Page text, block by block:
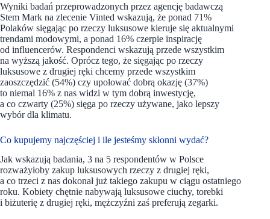
Wyniki badań przeprowadzonych przez agencję badawczą
Stem Mark na zlecenie Vinted wskazują, że ponad 71%
Polaków sięgając po rzeczy luksusowe kieruje się aktualnymi
trendami modowymi, a ponad 16% czerpie inspirację
od influencerów. Respondenci wskazują przede wszystkim
na wyższą jakość. Oprócz tego, że sięgając po rzeczy
luksusowe z drugiej ręki chcemy przede wszystkim
zaoszczędzić (54%) czy upolować dobrą okazję (37%)
to niemal 16% z nas widzi w tym dobrą inwestycję,
a co czwarty (25%) sięga po rzeczy używane, jako lepszy
wybór dla klimatu.
Co kupujemy najczęściej i ile jesteśmy skłonni wydać?
Jak wskazują badania, 3 na 5 respondentów w Polsce
rozważyłoby zakup luksusowych rzeczy z drugiej ręki,
a co trzeci z nas dokonał już takiego zakupu w ciągu ostatniego
roku. Kobiety chętnie nabywają luksusowe ciuchy, torebki
i biżuterię z drugiej ręki, mężczyźni zaś preferują zegarki.